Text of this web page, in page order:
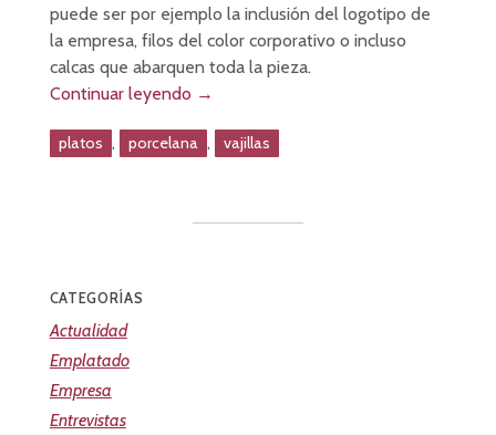
puede ser por ejemplo la inclusión del logotipo de
la empresa, filos del color corporativo o incluso
calcas que abarquen toda la pieza.
Continuar leyendo →
platos , porcelana , vajillas
CATEGORÍAS
Actualidad
Emplatado
Empresa
Entrevistas